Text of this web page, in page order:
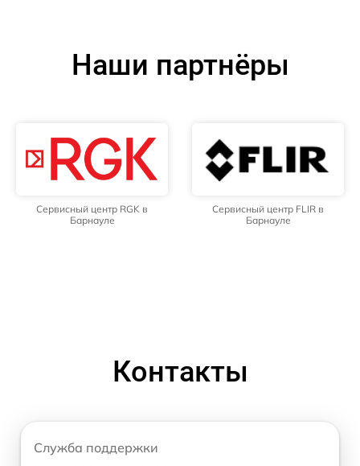
Наши партнёры
Сервисный центр RGK в
Барнауле
Сервисный центр FLIR в
Барнауле
Контакты
Служба поддержки